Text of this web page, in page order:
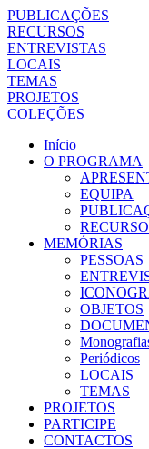
PUBLICAÇÕES
RECURSOS
ENTREVISTAS
LOCAIS
TEMAS
PROJETOS
COLEÇÕES
Início
O PROGRAMA
EQUIPA
MEMÓRIAS
PESSOAS
OBJETOS
Periódicos
LOCAIS
TEMAS
PROJETOS
PARTICIPE
CONTACTOS